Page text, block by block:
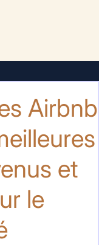
Airbnb
et
le